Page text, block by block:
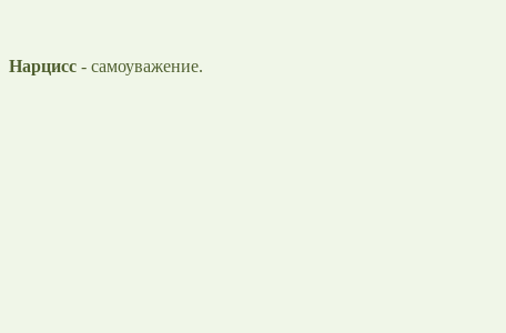
Нарцисс - самоуважение.